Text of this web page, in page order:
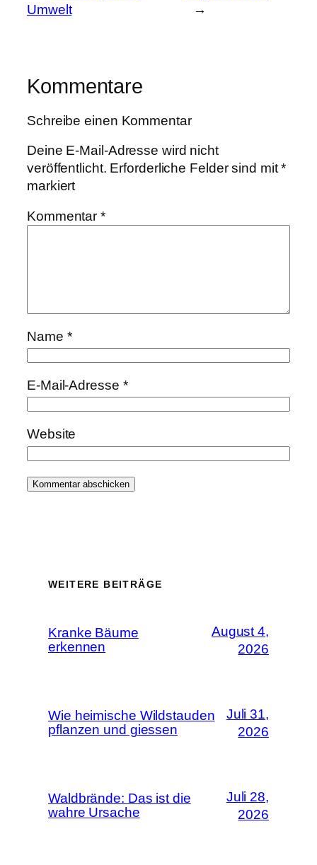
Umwelt
→
Kommentare
Schreibe einen Kommentar
Deine E-Mail-Adresse wird nicht
veröffentlicht. Erforderliche Felder sind mit*
markiert
Kommentar*
Name *
E-Mail-Adresse *
Website
WEITERE BEITRÄGE
Kranke Bäume
erkennen
August 4,
2026
Wie heimische Wildstauden
pflanzen und giessen
Juli 31,
2026
Waldbrände: Das ist die
wahre Ursache
Juli 28,
2026